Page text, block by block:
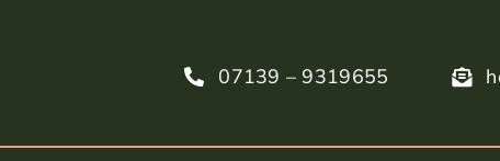
07139 – 9319655